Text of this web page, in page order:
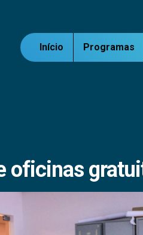
Início Programas
oficinas